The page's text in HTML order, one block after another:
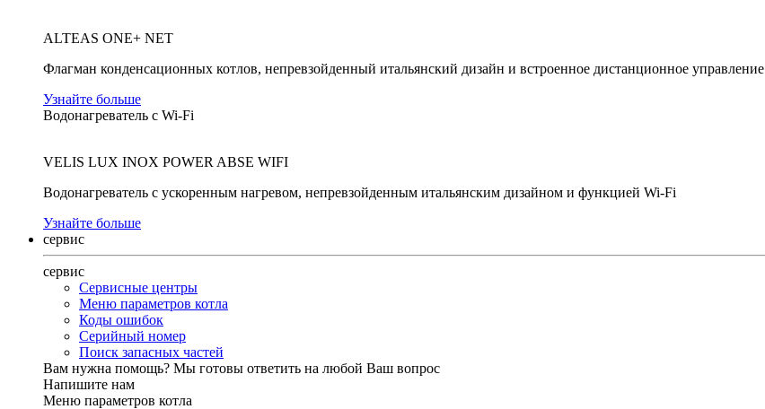
ALTEAS ONE+ NET
Флагман конденсационных котлов, непревзойденный итальянский дизайн и встроенное дистанционное управление
Узнайте больше
Водонагреватель с Wi-Fi
VELIS LUX INOX POWER ABSE WIFI
Водонагреватель с ускоренным нагревом, непревзойденным итальянским дизайном и функцией Wi-Fi
Узнайте больше
сервис
сервис
Сервисные центры
Меню параметров котла
Коды ошибок
Серийный номер
Поиск запасных частей
Вам нужна помощь? Мы готовы ответить на любой Ваш вопрос
Напишите нам
Меню параметров котла